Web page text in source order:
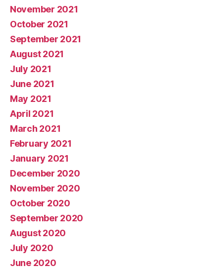
November 2021
October 2021
September 2021
August 2021
July 2021
June 2021
May 2021
April 2021
March 2021
February 2021
January 2021
December 2020
November 2020
October 2020
September 2020
August 2020
July 2020
June 2020